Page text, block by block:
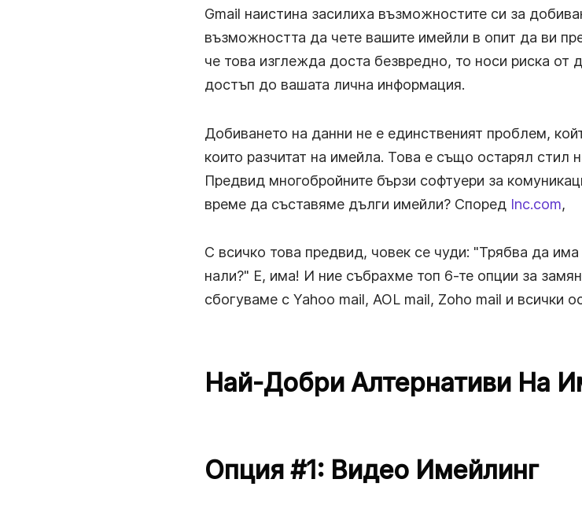
Gmail наистина засилиха възможностите си за
възможността да чете вашите имейли в опит да ви
че това изглежда доста безвредно, то носи риска от
достъп до вашата лична информация.
Добиването на данни не е единственият проблем,
които разчитат на имейла. Това е също остарял стил
Предвид многобройните бързи софтуери за
време да съставяме дълги имейли? Според Inc.com,
С всичко това предвид, човек се чуди: "Трябва да има
нали?" Е, има! И ние събрахме топ 6-те опции за
сбогуваме с Yahoo mail, AOL mail, Zoho mail и всички
Най-Добри Алтернативи На
Опция #1: Видео Имейлинг